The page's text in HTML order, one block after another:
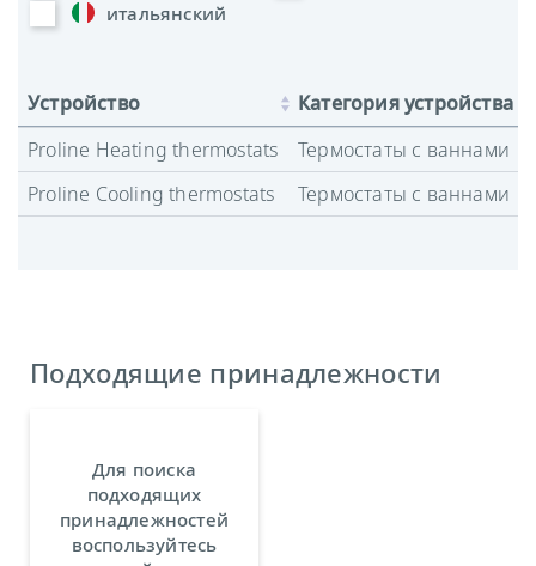
итальянский
Устройство
Категория устройства
Proline Heating thermostats
Термостаты с ваннами
Proline Cooling thermostats
Термостаты с ваннами
Подходящие принадлежности
Для поиска
подходящих
принадлежностей
воспользуйтесь